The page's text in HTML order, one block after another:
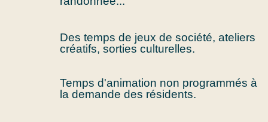
Des temps de jeux de société, ateliers
créatifs, sorties culturelles.
Temps d'animation non programmés à
la demande des résidents.